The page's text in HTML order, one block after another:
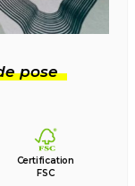
pose
Certification
FSC